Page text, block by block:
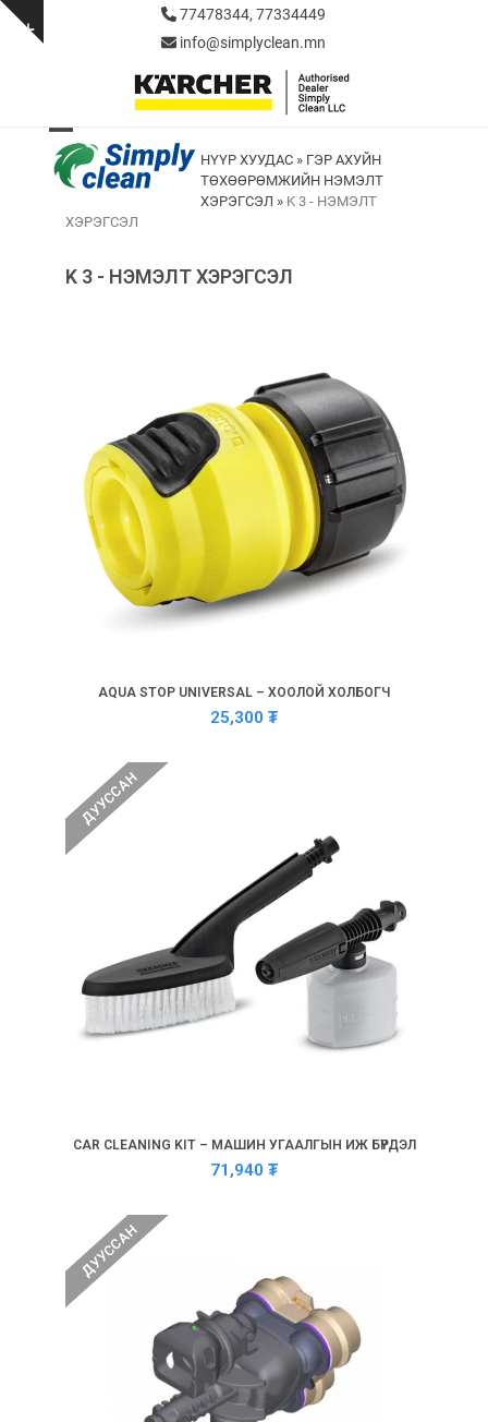
Skip
Show
77478344, 77334449
info@simplyclean.mn
Open
mobile
menu
Close
mobile
menu
НҮҮР ХУУДАС» ГЭР АХУЙН
ТӨХӨӨРӨМЖИЙН НЭМЭЛТ
ХЭРЭГСЭЛ » K 3 - НЭМЭЛТ
ХЭРЭГСЭЛ
K 3 - НЭМЭЛТ ХЭРЭГСЭЛ
AQUA STOP UNIVERSAL – ХООЛОЙ ХОЛБОГЧ
25,300 ₮
ДУУССАН
CAR CLEANING KIT – МАШИН УГААЛГЫН ИЖ БҮРДЭЛ
71,940 ₮
ДУУССАН